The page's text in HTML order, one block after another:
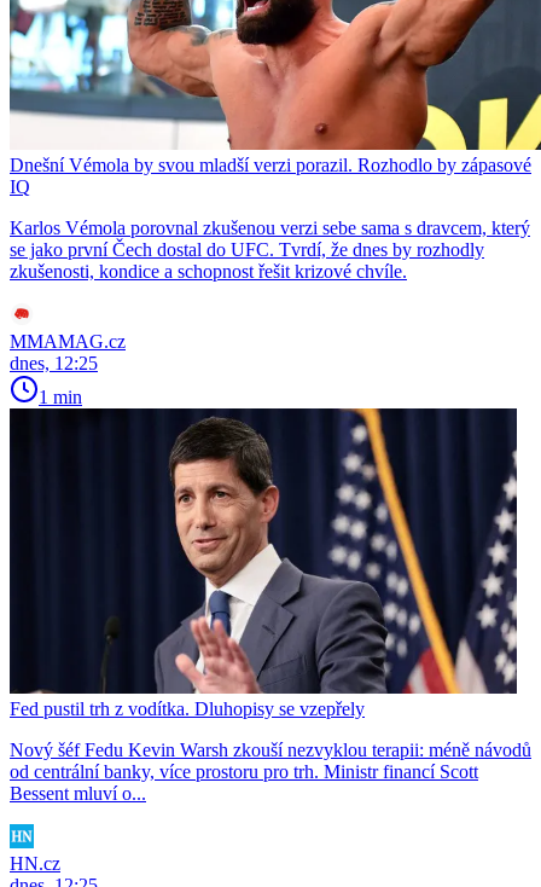
Dnešní Vémola by svou mladší verzi porazil. Rozhodlo by zápasové
IQ
Karlos Vémola porovnal zkušenou verzi sebe sama s dravcem, který
se jako první Čech dostal do UFC. Tvrdí, že dnes by rozhodly
zkušenosti, kondice a schopnost řešit krizové chvíle.
MMAMAG.cz
dnes, 12:25
1 min
Fed pustil trh z vodítka. Dluhopisy se vzepřely
Nový šéf Fedu Kevin Warsh zkouší nezvyklou terapii: méně návodů
od centrální banky, více prostoru pro trh. Ministr financí Scott
Bessent mluví o...
HN.cz